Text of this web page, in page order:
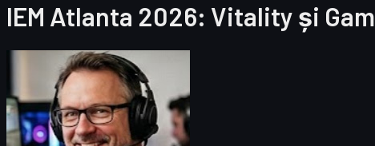
IEM Atlanta 2026: Vitality și